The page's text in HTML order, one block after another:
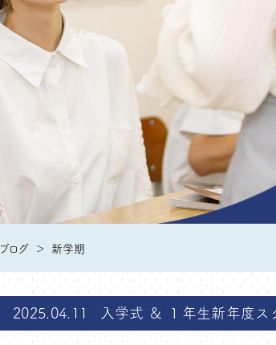
ブログ 新学期
2025.04.11 入学式 ＆ １年生新年度ス